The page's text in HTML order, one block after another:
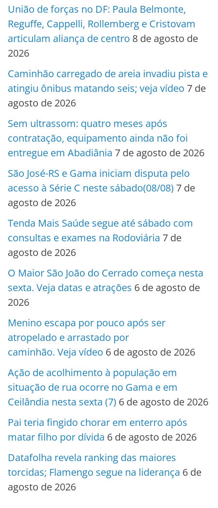
União de forças no DF: Paula Belmonte,
Reguffe, Cappelli, Rollemberg e Cristovam
articulam aliança de centro 8 de agosto de
2026
Caminhão carregado de areia invadiu pista e
atingiu ônibus matando seis; veja vídeo 7 de
agosto de 2026
Sem ultrassom: quatro meses após
contratação, equipamento ainda não foi
entregue em Abadiânia 7 de agosto de 2026
São José-RS e Gama iniciam disputa pelo
acesso à Série C neste sábado(08/08) 7 de
agosto de 2026
Tenda Mais Saúde segue até sábado com
consultas e exames na Rodoviária 7 de
agosto de 2026
O Maior São João do Cerrado começa nesta
sexta. Veja datas e atrações 6 de agosto de
2026
Menino escapa por pouco após ser
atropelado e arrastado por
caminhão. Veja vídeo 6 de agosto de 2026
Ação de acolhimento à população em
situação de rua ocorre no Gama e em
Ceilândia nesta sexta (7) 6 de agosto de 2026
Pai teria fingido chorar em enterro após
matar filho por dívida 6 de agosto de 2026
Datafolha revela ranking das maiores
torcidas; Flamengo segue na liderança 6 de
agosto de 2026